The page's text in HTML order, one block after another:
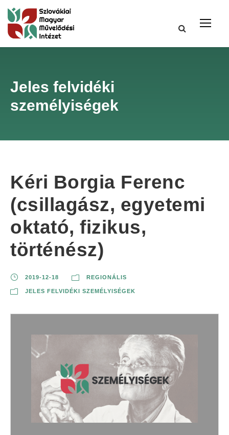
Jeles felvidéki
személyiségek
Kéri Borgia Ferenc
(csillagász, egyetemi
oktató, fizikus,
történész)
2019-12-18 REGIONÁLIS
JELES FELVIDÉKI SZEMÉLYISÉGEK